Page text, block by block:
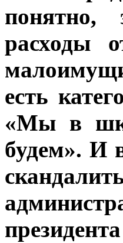
понятно,
расходы
есть
«Мы в
будем». И